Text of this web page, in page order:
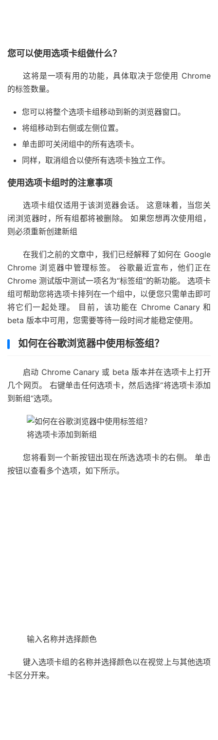
您可以使用选项卡组做什么？
这将是一项有用的功能，具体取决于您使用 Chrome
的标签数量。
您可以将整个选项卡组移动到新的浏览器窗口。
将组移动到右侧或左侧位置。
单击即可关闭组中的所有选项卡。
同样，取消组合以使所有选项卡独立工作。
使用选项卡组时的注意事项
选项卡组仅适用于该浏览器会话。 这意味着，当您关
闭浏览器时，所有组都将被删除。 如果您想再次使用组，
则必须重新创建新组
在我们之前的文章中，我们已经解释了如何在 Google
Chrome 浏览器中管理标签。 谷歌最近宣布，他们正在
Chrome 测试版中测试一项名为“标签组”的新功能。 选项卡
组可帮助您将选项卡排列在一个组中，以便您只需单击即可
将它们一起处理。 目前，该功能在 Chrome Canary 和
beta 版本中可用，您需要等待一段时间才能稳定使用。
如何在谷歌浏览器中使用标签组？
启动 Chrome Canary 或 beta 版本并在选项卡上打开
几个网页。 右键单击任何选项卡，然后选择“将选项卡添加
到新组”选项。
将选项卡添加到新组
您将看到一个新按钮出现在所选选项卡的右侧。 单击
按钮以查看多个选项，如下所示。
输入名称并选择颜色
键入选项卡组的名称并选择颜色以在视觉上与其他选项
卡区分开来。